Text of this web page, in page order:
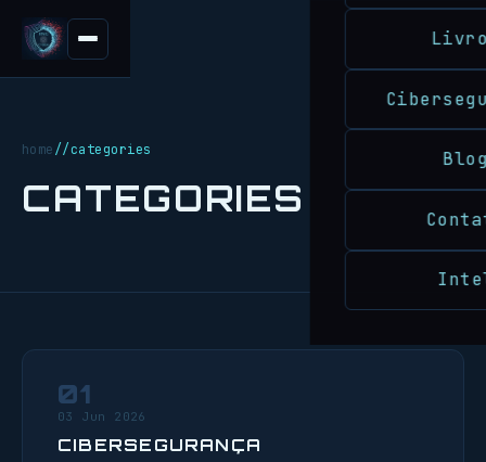
home//categories
CATEGORIES
01
03 Jun 2026
CIBERSEGURANÇA